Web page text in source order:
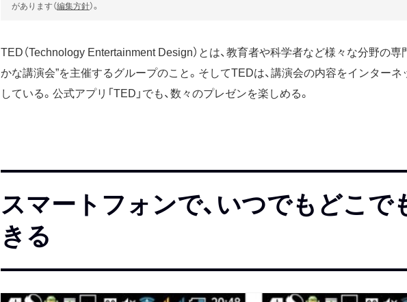
があります（編集方針）。
TED（Technology Entertainment Design）とは、教育者や科学者など様々な分野の専
かな講演会”を主催するグループのこと。そしてTEDは、講演会の内容をインター
している。公式アプリ「TED」でも、数々のプレゼンを楽しめる。
スマートフォンで、いつでもどこで
きる